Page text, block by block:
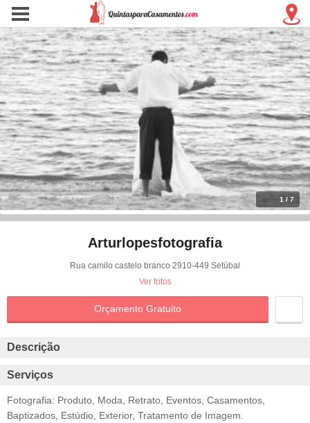
1 / 7
Arturlopesfotografia
Rua camilo castelo branco 2910-449 Setúbal
Ver fotos
Orçamento Gratuito
Descrição
Serviços
Fotografia: Produto, Moda, Retrato, Eventos, Casamentos,
Baptizados, Estúdio, Exterior, Tratamento de Imagem.